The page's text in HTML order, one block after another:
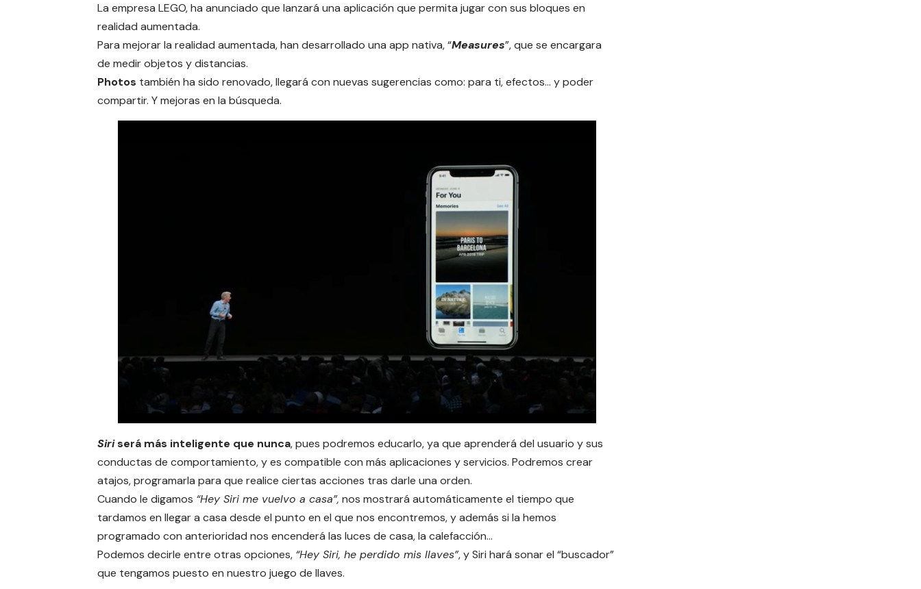
La empresa LEGO, ha anunciado que lanzará una aplicación que permita jugar con sus bloques en
realidad aumentada.
Para mejorar la realidad aumentada, han desarrollado una app nativa, “Measures”, que se encargara
de medir objetos y distancias.
Photos también ha sido renovado, llegará con nuevas sugerencias como: para ti, efectos… y poder
compartir. Y mejoras en la búsqueda.
Siriserá más inteligente que nunca, pues podremos educarlo, ya que aprenderá del usuario y sus
conductas de comportamiento, y es compatible con más aplicaciones y servicios. Podremos crear
atajos, programarla para que realice ciertas acciones tras darle una orden.
Cuando le digamos “Hey Siri me vuelvo a casa”, nos mostrará automáticamente el tiempo que
tardamos en llegar a casa desde el punto en el que nos encontremos, y además si la hemos
programado con anterioridad nos encenderá las luces de casa, la calefacción…
Podemos decirle entre otras opciones, “Hey Siri, he perdido mis llaves”, y Siri hará sonar el “buscador”
que tengamos puesto en nuestro juego de llaves.